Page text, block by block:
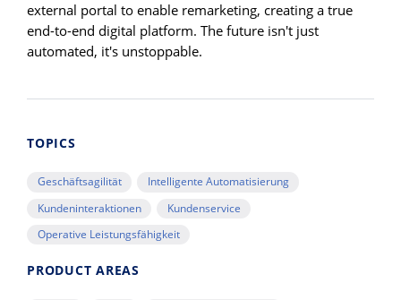
external portal to enable remarketing, creating a true
end-to-end digital platform. The future isn't just
automated, it's unstoppable.
TOPICS
Geschäftsagilität
Intelligente Automatisierung
Kundeninteraktionen
Kundenservice
Operative Leistungsfähigkeit
PRODUCT AREAS